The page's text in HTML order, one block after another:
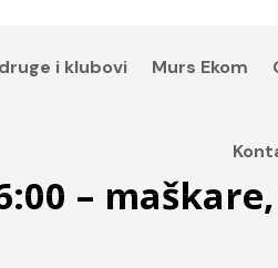
i klubovi Murs Ekom
–